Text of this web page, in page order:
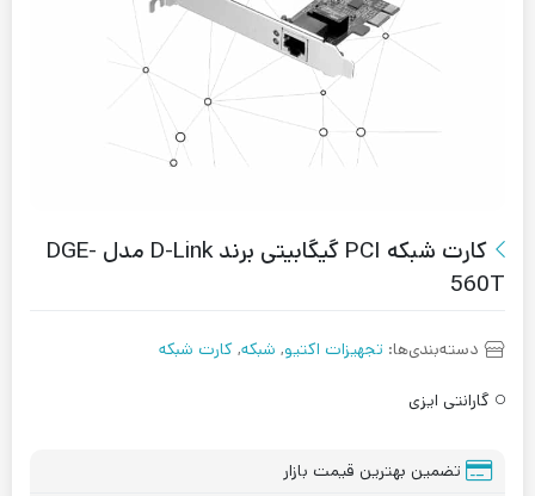
کارت شبکه PCI گیگابیتی برند D-Link مدل DGE-
560T
دسته‌بندی‌ها: تجهیزات اکتیو, شبکه, کارت شبکه
گارانتی ایزی
تضمین بهترین قیمت بازار